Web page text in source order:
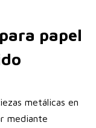
papel
metálicas en
mediante